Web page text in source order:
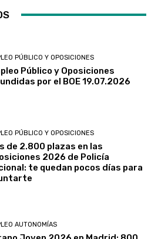
PÚBLICO Y OPOSICIONES
Público y Oposiciones
por el BOE 19.07.2026
PÚBLICO Y OPOSICIONES
de 2.800 plazas en las
2026 de Policía
te quedan pocos días para
AUTONOMÍAS